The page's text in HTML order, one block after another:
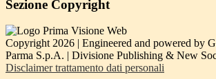
Sezione Copyright
Copyright 2026 | Engineered and powered by
Parma S.p.A. | Divisione Publishing & New
Disclaimer trattamento dati personali